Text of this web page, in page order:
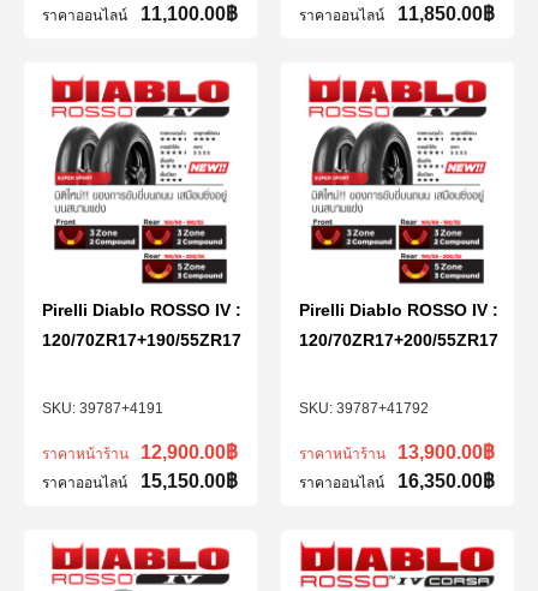
ราคาออนไลน์ 11,100.00฿ ราคาออนไลน์ 11,850.00฿
39787+4191
Pirelli Diablo ROSSO IV :
120/70ZR17+190/55ZR17
ราคาหน้าร้าน 12,900.00฿
ราคาออนไลน์ 15,150.00฿
39787+41792
Pirelli Diablo ROSSO IV :
120/70ZR17+200/55ZR17
ราคาหน้าร้าน 13,900.00฿
ราคาออนไลน์ 16,350.00฿